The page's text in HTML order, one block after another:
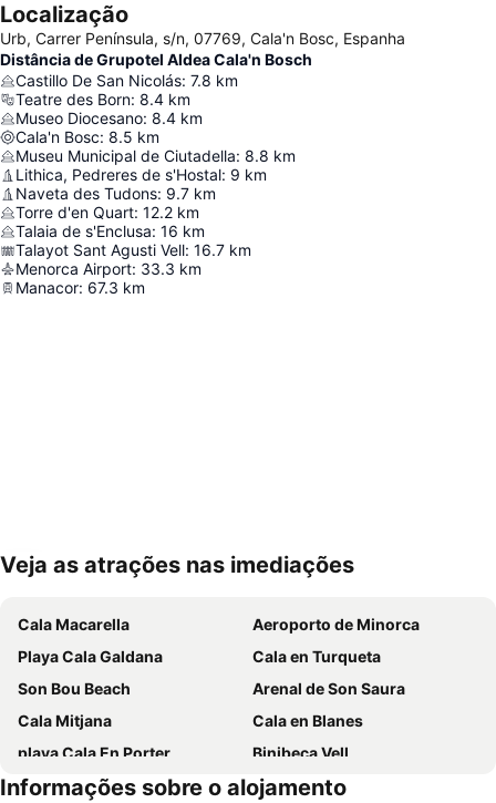
Localização
Urb, Carrer Península, s/n, 07769, Cala'n Bosc, Espanha
Distância de Grupotel Aldea Cala'n Bosch
Castillo De San Nicolás: 7.8 km
Teatre des Born: 8.4 km
Museo Diocesano: 8.4 km
Cala'n Bosc: 8.5 km
Museu Municipal de Ciutadella: 8.8 km
Lithica, Pedreres de s'Hostal: 9 km
Naveta des Tudons: 9.7 km
Torre d'en Quart: 12.2 km
Talaia de s'Enclusa: 16 km
Talayot Sant Agusti Vell: 16.7 km
Menorca Airport: 33.3 km
Manacor: 67.3 km
Ampliar mapa
Veja as atrações nas imediações
Cala Macarella
Aeroporto de Minorca
Playa Cala Galdana
Cala en Turqueta
Son Bou Beach
Arenal de Son Saura
Cala Mitjana
Cala en Blanes
playa Cala En Porter
Binibeca Vell
Cala Agulla
Son Xoriguer
Informações sobre o alojamento